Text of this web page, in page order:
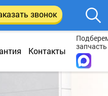
Контакты
звонок